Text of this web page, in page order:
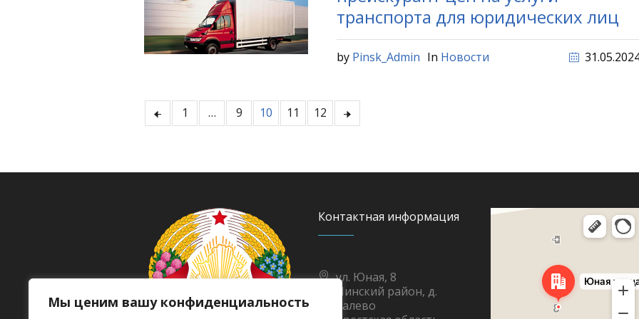
Мы ценим вашу конфиденциальность
транспорта для юридических лиц
by Pinsk_Admin In Новости
1 … 9 10 11 12
Контактная информация
ул. Юная, 8
Пинский район, д.
Галево
Яндекс Карты
Юная улица, 8 — Яндекс Карты